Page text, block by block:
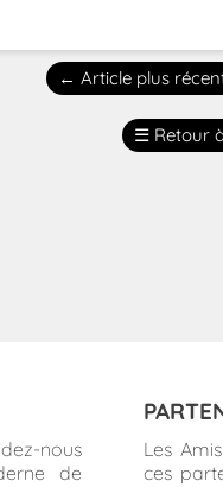
nous
de
Les
ces
← Article plus
☰ Retour